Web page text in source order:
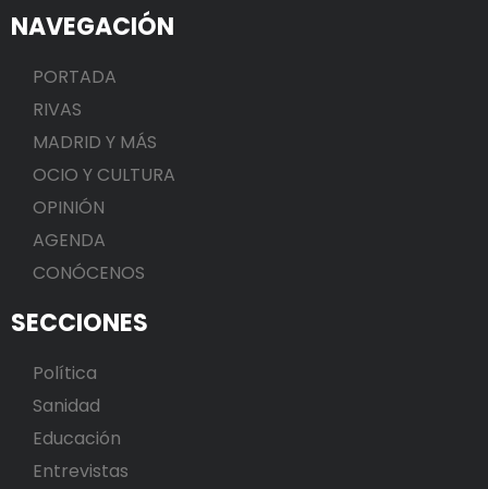
NAVEGACIÓN
PORTADA
RIVAS
MADRID Y MÁS
OCIO Y CULTURA
OPINIÓN
AGENDA
CONÓCENOS
SECCIONES
Política
Sanidad
Educación
Entrevistas